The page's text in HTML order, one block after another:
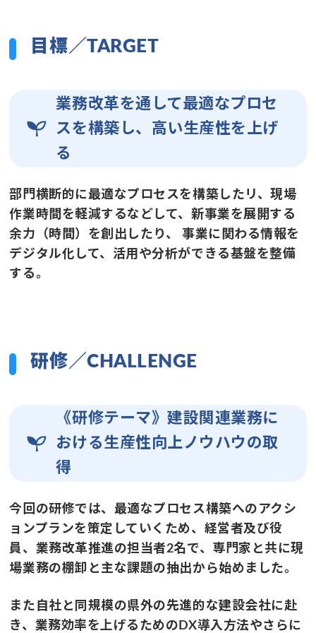
目標／TARGET
業務改革を通して最適なプロセ
スを構築し、高い生産性を上げ
る
部門横断的に最適なプロセスを構築したリ、現場
作業時間を軽減するなどして、新事業を展開する
余力（時間）を創出したり、 事業に関わる情報を
デジタル化して、活用や分析ができる基盤を整備
する。
研修／CHALLENGE
《研修テーマ》建設関連業務に
おける生産性向上ノウハウの取
得
今回の研修では、最適なプロセス構築へのアクシ
ョンプランを策定していくため、経営者及び役
員、業務改革推進の担当者2名で、専門家と共に現
場業務の棚卸と主な課題の抽出から始めました。
また自社と同規模の県外の先進的な建設会社に赴
き、業務効率を上げるためのDX導入方法やさらに